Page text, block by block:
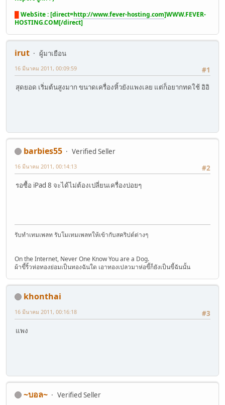
WebSite : [direct=http://www.fever-hosting.com]WWW.FEVER-
HOSTING.COM[/direct]
irut
ผู้มาเยือน
#1
16 มีนาคม 2011, 00:09:59
สุดยอด เริ่มต้นสูงมาก ขนาดเครื่องหิ้วยังแพงเลย แต่ก็อยากทดใช้ อิอิ
barbies55
Verified Seller
#2
16 มีนาคม 2011, 00:14:13
รอซื้อ iPad 8 จะได้ไม่ต้องเปลี่ยนเครื่องบ่อยๆ
รับทำเทมเพลท รับโมเทมเพลทให้เข้ากับสคริปต์ต่างๆ
On the Internet, Never One Know You are a Dog.
ผ้าขี้ริ้วห่อทองย่อมเป็นทองฉันใด เอาทองเปลวมาห่อขี้ก็ยังเป็นขี้ฉันนั้น
khonthai
#3
16 มีนาคม 2011, 00:16:18
แพง
~บอล~
Verified Seller